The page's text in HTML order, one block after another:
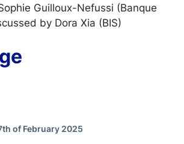
Guilloux-Nefussi (Banque
by Dora Xia (BIS)
of February 2025